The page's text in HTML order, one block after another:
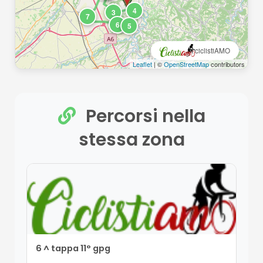
ciclistiAMO
3
4
5
6
7
Leaflet| ©OpenStreetMapcontributors
Percorsi nella
stessa zona
6 ^ tappa 11° gpg